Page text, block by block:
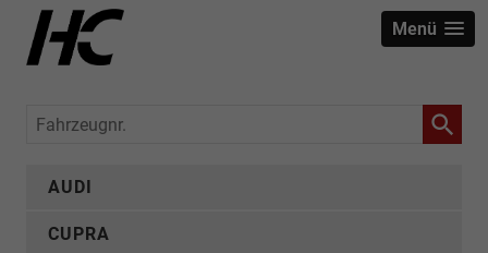
Menü
Fahrzeugnr.
AUDI
CUPRA